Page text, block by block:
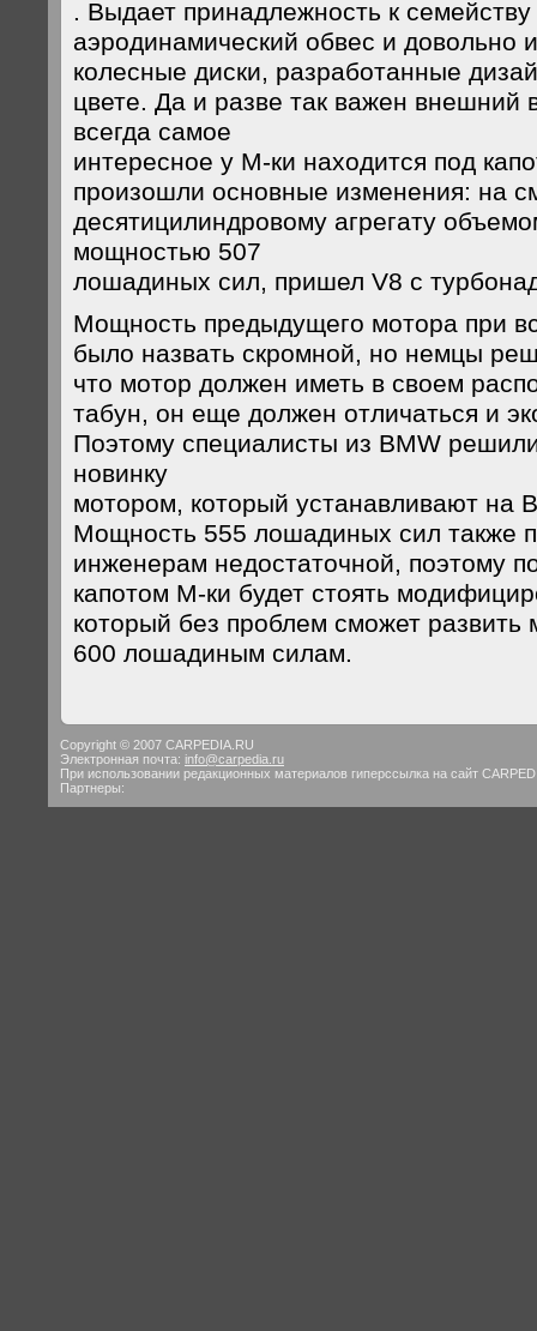
. Выдает принадлежность к
аэродинамический обвес и довольно
колесные диски, разработанные
цвете. Да и разве так важен внешний
всегда самое
интересное у М-ки находится под
произошли основные изменения: на
десятицилиндровому агрегату
мощностью 507
лошадиных сил, пришел V8 с
Мощность предыдущего мотора при
было назвать скромной, но немцы
что мотор должен иметь в своем
табун, он еще должен отличаться и
Поэтому специалисты из BMW
новинку
мотором, который устанавливают на
Мощность 555 лошадиных сил также
инженерам недостаточной, поэтому
капотом М-ки будет стоять
который без проблем сможет
600 лошадиным силам.
Copyright © 2007 CARPEDIA.RU
Электронная почта: info@carpedia.ru
При использовании редакционных материалов гиперссылка на сайт
Партнеры: